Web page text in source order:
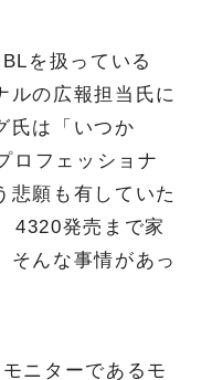
を扱っている
ルの広報担当氏に
氏は「いつか
ロフェッショナ
悲願も有していた
4320発売まで家
そんな事情があっ
ニターであるモ